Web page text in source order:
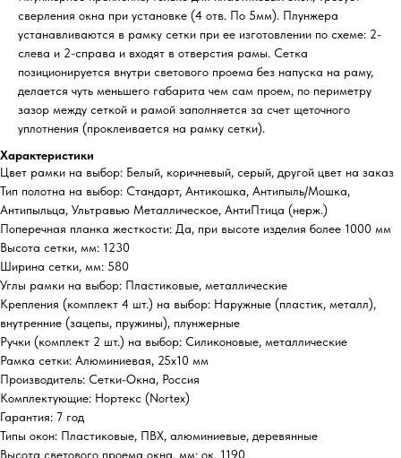
сверления окна при установке (4 отв. По 5мм). Плунжера
устанавливаются в рамку сетки при ее изготовлении по схеме: 2-
слева и 2-справа и входят в отверстия рамы. Сетка
позиционируется внутри светового проема без напуска на раму,
делается чуть меньшего габарита чем сам проем, по периметру
зазор между сеткой и рамой заполняется за счет щеточного
уплотнения (проклеивается на рамку сетки).
Характеристики
Цвет рамки на выбор: Белый, коричневый, серый, другой цвет на заказ
Тип полотна на выбор: Стандарт, Антикошка, Антипыль/Мошка,
Антипыльца, Ультравью Металлическое, АнтиПтица (нерж.)
Поперечная планка жесткости: Да, при высоте изделия более 1000 мм
Высота сетки, мм: 1230
Ширина сетки, мм: 580
Углы рамки на выбор: Пластиковые, металлические
Крепления (комплект 4 шт.) на выбор: Наружные (пластик, металл),
внутренние (зацепы, пружины), плунжерные
Ручки (комплект 2 шт.) на выбор: Силиконовые, металлические
Рамка сетки: Алюминиевая, 25х10 мм
Производитель: Сетки-Окна, Россия
Комплектующие: Нортекс (Nortex)
Гарантия: 7 год
Типы окон: Пластиковые, ПВХ, алюминиевые, деревянные
Высота светового проема окна, мм: ок. 1190